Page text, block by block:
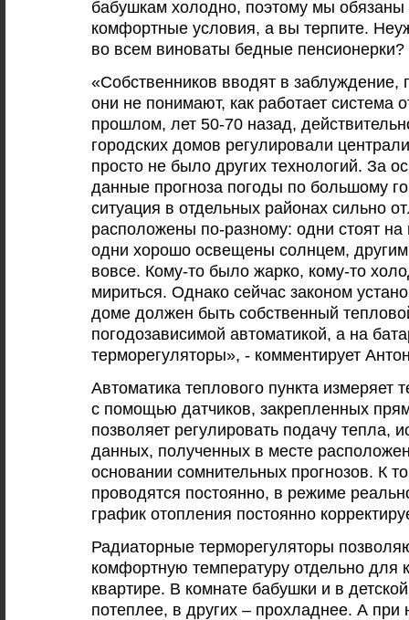
бабушкам холодно, поэтому мы обязаны
комфортные условия, а вы терпите.
во всем виноваты бедные пенсионерки?
«Собственников вводят в заблуждение,
они не понимают, как работает система
прошлом, лет 50-70 назад,
городских домов регулировали
просто не было других технологий. За
данные прогноза погоды по большому
ситуация в отдельных районах сильно
расположены по-разному: одни стоят на
одни хорошо освещены солнцем, другим
вовсе. Кому-то было жарко, кому-то
мириться. Однако сейчас законом
доме должен быть собственный
погодозависимой автоматикой, а на
терморегуляторы», - комментирует
Автоматика теплового пункта измеряет
с помощью датчиков, закрепленных
позволяет регулировать подачу тепла,
данных, полученных в месте
основании сомнительных прогнозов. К
проводятся постоянно, в режиме
график отопления постоянно
Радиаторные терморегуляторы
комфортную температуру отдельно для
квартире. В комнате бабушки и в
потеплее, в других – прохладнее. А при